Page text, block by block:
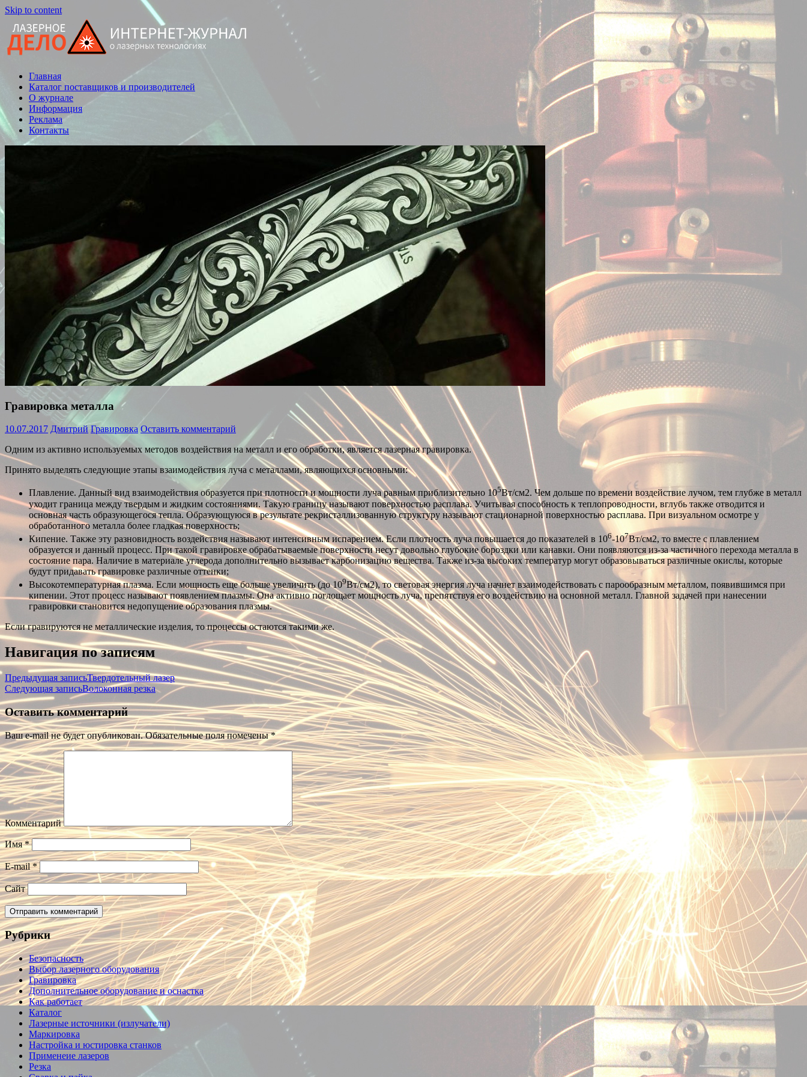
Skip to content
Статьи,
новости,
обзоры
Главная
Каталог поставщиков и производителей
О журнале
Информация
Реклама
Контакты
Гравировка металла
10.07.2017 Дмитрий Гравировка Оставить комментарий
Одним из активно используемых методов воздействия на металл и его обработки, является лазерная гравировка.
Принято выделять следующие этапы взаимодействия луча с металлами, являющихся основными:
Плавление. Данный вид взаимодействия образуется при плотности и мощности луча равным приблизительно 105Вт/см2. Чем дольше по времени воздействие лучом, тем глубже в металл
уходит граница между твердым и жидким состояниями. Такую границу называют поверхностью расплава. Учитывая способность к теплопроводности, вглубь также отводится и
основная часть образующегося тепла. Образующуюся в результате рекристаллизованную структуру называют стационарной поверхностью расплава. При визуальном осмотре у
обработанного металла более гладкая поверхность;
Кипение. Также эту разновидность воздействия называют интенсивным испарением. Если плотность луча повышается до показателей в 106-107Вт/см2, то вместе с плавлением
образуется и данный процесс. При такой гравировке обрабатываемые поверхности несут довольно глубокие бороздки или канавки. Они появляются из-за частичного перехода металла в
состояние пара. Наличие в материале углерода дополнительно вызывает карбонизацию вещества. Также из-за высоких температур могут образовываться различные окислы, которые
будут придавать гравировке различные оттенки;
Высокотемпературная плазма. Если мощность еще больше увеличить (до 109Вт/см2), то световая энергия луча начнет взаимодействовать с парообразным металлом, появившимся при
кипении. Этот процесс называют появлением плазмы. Она активно поглощает мощность луча, препятствуя его воздействию на основной металл. Главной задачей при нанесении
гравировки становится недопущение образования плазмы.
Если гравируются не металлические изделия, то процессы остаются такими же.
Навигация по записям
Предыдущая записьТвердотельный лазер
Следующая записьВолоконная резка
Оставить комментарий
Ваш e-mail не будет опубликован.Обязательные поля помечены*
Комментарий
Имя*
E-mail*
Сайт
Рубрики
Безопасность
Выбор лазерного оборудования
Гравировка
Дополнительное оборудование и оснастка
Как работает
Каталог
Лазерные источники (излучатели)
Маркировка
Настройка и юстировка станков
Применеие лазеров
Резка